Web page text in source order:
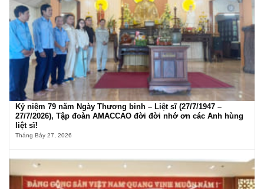
Kỷ niệm 79 năm Ngày Thương binh – Liệt sĩ (27/7/1947 –
27/7/2026), Tập đoàn AMACCAO đời đời nhớ ơn các Anh hùng
liệt sĩ!
Tháng Bảy 27, 2026